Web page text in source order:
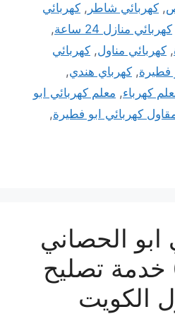
, كهربائي شاطر , كهربائي
كهربائي منازل 24 ساعة
,
, كهربائي مناول, كهربائي
فطيرة, كهرباي هندي,
كهرباء, معلم كهربائي ابو
كهربائي ابو فطيرة,
ابو الحصاني
66409555 خدمة تصليح
الكويت